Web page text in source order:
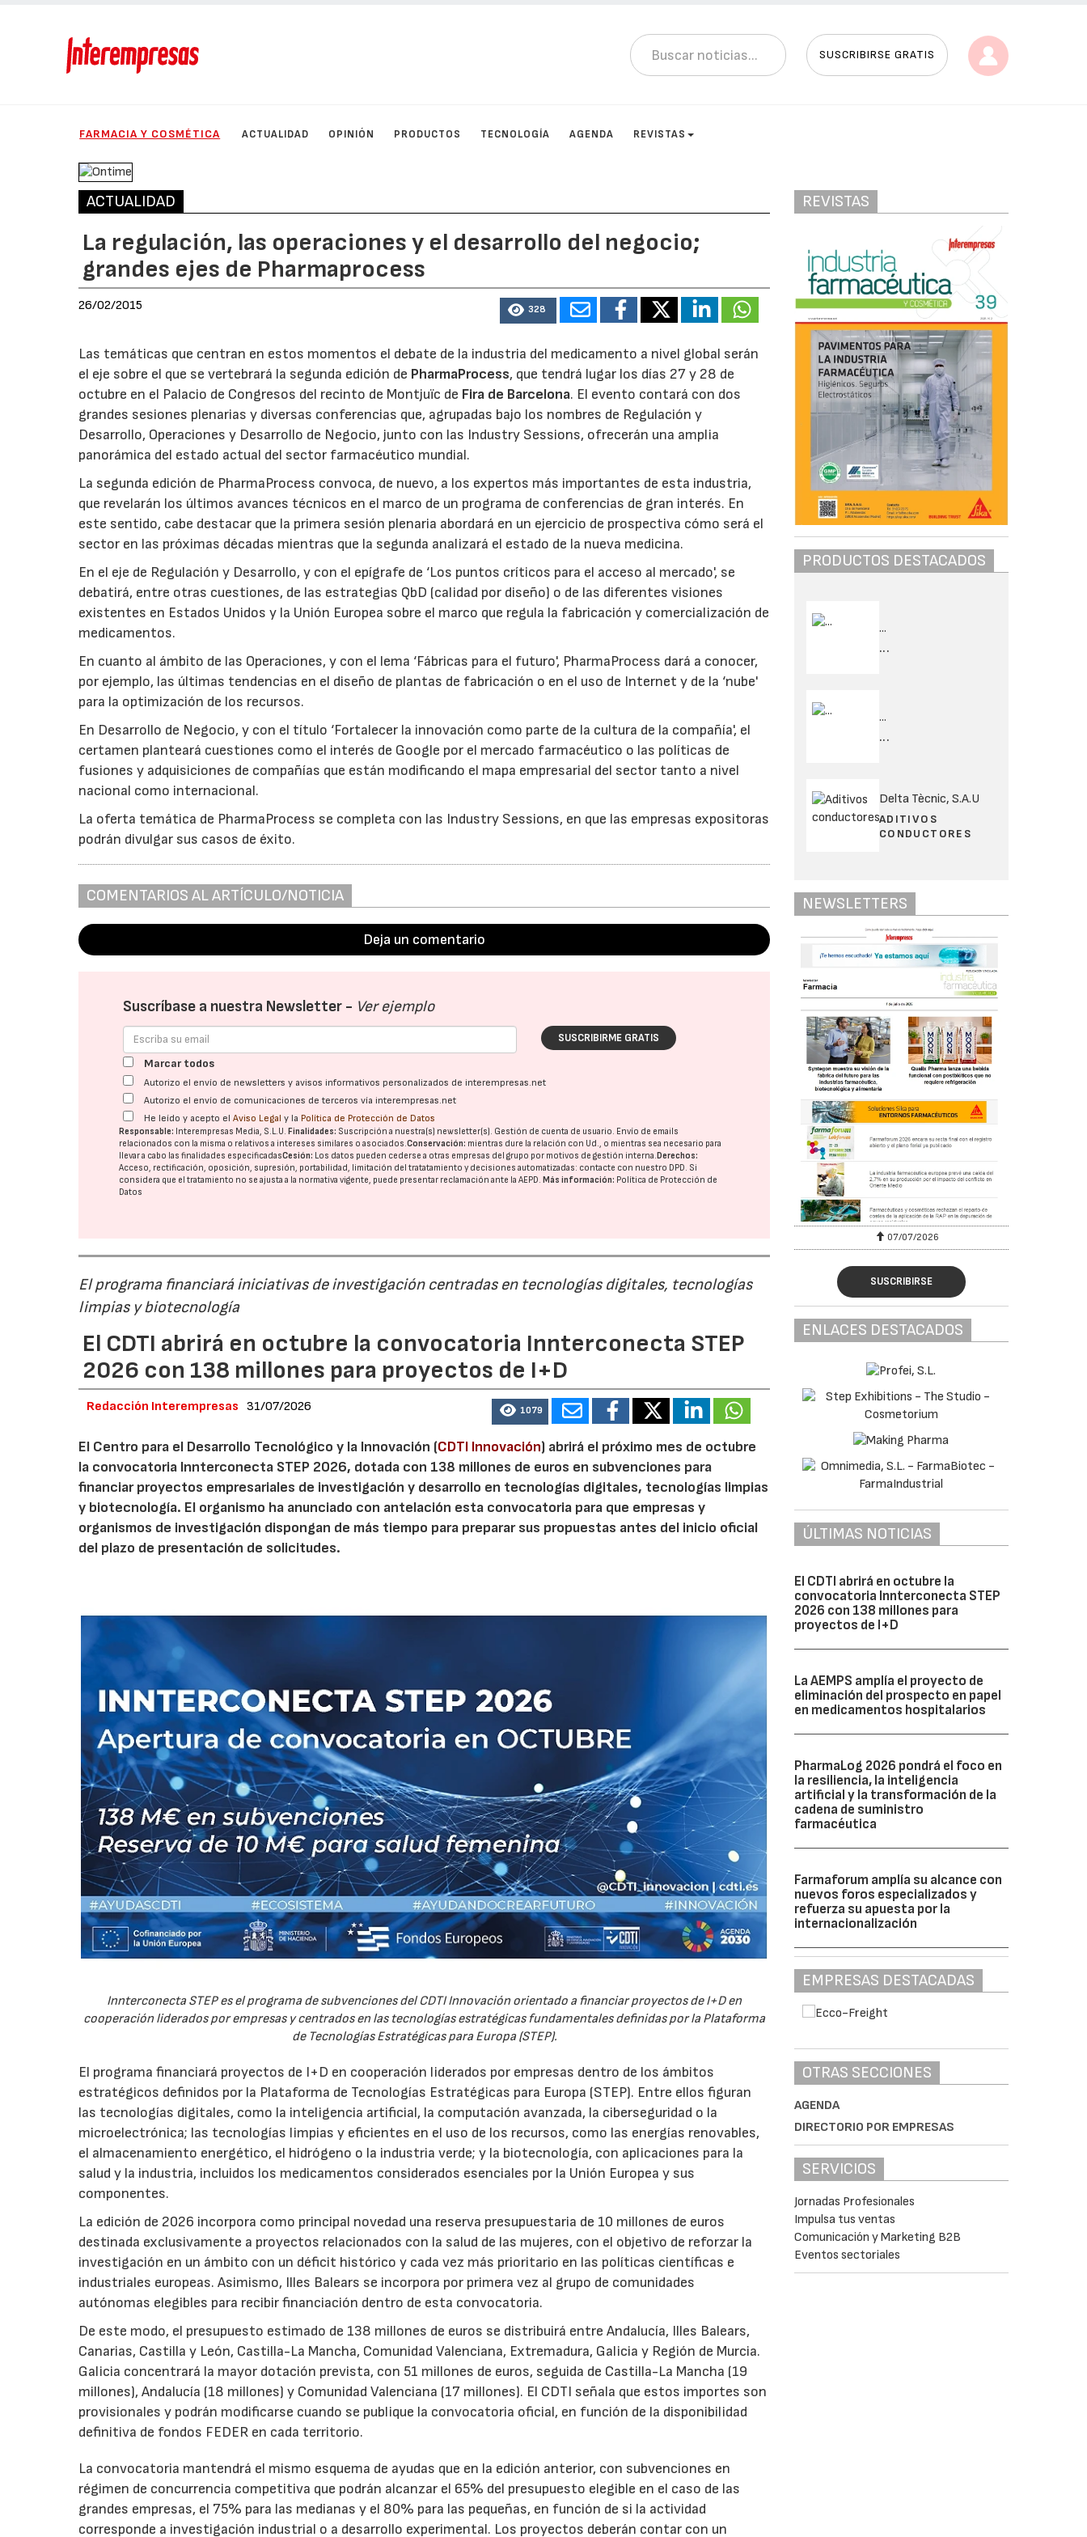
SUSCRIBIRSE GRATIS
FARMACIA Y COSMÉTICA ACTUALIDAD OPINIÓN PRODUCTOS TECNOLOGÍA AGENDA REVISTAS
ACTUALIDAD
La regulación, las operaciones y el desarrollo del negocio;
grandes ejes de Pharmaprocess
26/02/2015 328
Las temáticas que centran en estos momentos el debate de la industria del medicamento a nivel global serán
el eje sobre el que se vertebrará la segunda edición de PharmaProcess, que tendrá lugar los días 27 y 28 de
octubre en el Palacio de Congresos del recinto de Montjuïc de Fira de Barcelona. El evento contará con dos
grandes sesiones plenarias y diversas conferencias que, agrupadas bajo los nombres de Regulación y
Desarrollo, Operaciones y Desarrollo de Negocio, junto con las Industry Sessions, ofrecerán una amplia
panorámica del estado actual del sector farmacéutico mundial.
La segunda edición de PharmaProcess convoca, de nuevo, a los expertos más importantes de esta industria,
que revelarán los últimos avances técnicos en el marco de un programa de conferencias de gran interés. En
este sentido, cabe destacar que la primera sesión plenaria abordará en un ejercicio de prospectiva cómo será el
sector en las próximas décadas mientras que la segunda analizará el estado de la nueva medicina.
En el eje de Regulación y Desarrollo, y con el epígrafe de ‘Los puntos críticos para el acceso al mercado', se
debatirá, entre otras cuestiones, de las estrategias QbD (calidad por diseño) o de las diferentes visiones
existentes en Estados Unidos y la Unión Europea sobre el marco que regula la fabricación y comercialización de
medicamentos.
En cuanto al ámbito de las Operaciones, y con el lema ‘Fábricas para el futuro', PharmaProcess dará a conocer,
por ejemplo, las últimas tendencias en el diseño de plantas de fabricación o en el uso de Internet y de la ‘nube'
para la optimización de los recursos.
En Desarrollo de Negocio, y con el título ‘Fortalecer la innovación como parte de la cultura de la compañía', el
certamen planteará cuestiones como el interés de Google por el mercado farmacéutico o las políticas de
fusiones y adquisiciones de compañías que están modificando el mapa empresarial del sector tanto a nivel
nacional como internacional.
La oferta temática de PharmaProcess se completa con las Industry Sessions, en que las empresas expositoras
podrán divulgar sus casos de éxito.
COMENTARIOS AL ARTÍCULO/NOTICIA
Deja un comentario
Suscríbase a nuestra Newsletter - Ver ejemplo
SUSCRIBIRME GRATIS
Marcar todos
Autorizo el envío de newsletters y avisos informativos personalizados de interempresas.net
Autorizo el envío de comunicaciones de terceros vía interempresas.net
He leído y acepto elAviso Legal y la Política de Protección de Datos
Responsable: Interempresas Media, S.L.U.Finalidades: Suscripción a nuestra(s) newsletter(s). Gestión de cuenta de usuario. Envío de emails
relacionados con la misma o relativos a intereses similares o asociados.Conservación: mientras dure la relación con Ud., o mientras sea necesario para
llevar a cabo las finalidades especificadasCesión: Los datos pueden cederse a otras empresas del grupo por motivos de gestión interna.Derechos:
Acceso, rectificación, oposición, supresión, portabilidad, limitación del tratatamiento y decisiones automatizadas: contacte con nuestro DPD. Si
considera que el tratamiento no se ajusta a la normativa vigente, puede presentar reclamación ante laAEPD.Más información: Política de Protección de
Datos
El programa financiará iniciativas de investigación centradas en tecnologías digitales, tecnologías
limpias y biotecnología
El CDTI abrirá en octubre la convocatoria Innterconecta STEP
2026 con 138 millones para proyectos de I+D
Redacción Interempresas 31/07/2026 1079
El Centro para el Desarrollo Tecnológico y la Innovación (CDTI Innovación) abrirá el próximo mes de octubre
la convocatoria Innterconecta STEP 2026, dotada con 138 millones de euros en subvenciones para
financiar proyectos empresariales de investigación y desarrollo en tecnologías digitales, tecnologías limpias
y biotecnología. El organismo ha anunciado con antelación esta convocatoria para que empresas y
organismos de investigación dispongan de más tiempo para preparar sus propuestas antes del inicio oficial
del plazo de presentación de solicitudes.
Innterconecta STEP es el programa de subvenciones del CDTI Innovación orientado a financiar proyectos de I+D en
cooperación liderados por empresas y centrados en las tecnologías estratégicas fundamentales definidas por la Plataforma
de Tecnologías Estratégicas para Europa (STEP).
El programa financiará proyectos de I+D en cooperación liderados por empresas dentro de los ámbitos
estratégicos definidos por la Plataforma de Tecnologías Estratégicas para Europa (STEP). Entre ellos figuran
las tecnologías digitales, como la inteligencia artificial, la computación avanzada, la ciberseguridad o la
microelectrónica; las tecnologías limpias y eficientes en el uso de los recursos, como las energías renovables,
el almacenamiento energético, el hidrógeno o la industria verde; y la biotecnología, con aplicaciones para la
salud y la industria, incluidos los medicamentos considerados esenciales por la Unión Europea y sus
componentes.
La edición de 2026 incorpora como principal novedad una reserva presupuestaria de 10 millones de euros
destinada exclusivamente a proyectos relacionados con la salud de las mujeres, con el objetivo de reforzar la
investigación en un ámbito con un déficit histórico y cada vez más prioritario en las políticas científicas e
industriales europeas. Asimismo, Illes Balears se incorpora por primera vez al grupo de comunidades
autónomas elegibles para recibir financiación dentro de esta convocatoria.
De este modo, el presupuesto estimado de 138 millones de euros se distribuirá entre Andalucía, Illes Balears,
Canarias, Castilla y León, Castilla-La Mancha, Comunidad Valenciana, Extremadura, Galicia y Región de Murcia.
Galicia concentrará la mayor dotación prevista, con 51 millones de euros, seguida de Castilla-La Mancha (19
millones), Andalucía (18 millones) y Comunidad Valenciana (17 millones). El CDTI señala que estos importes son
provisionales y podrán modificarse cuando se publique la convocatoria oficial, en función de la disponibilidad
definitiva de fondos FEDER en cada territorio.
La convocatoria mantendrá el mismo esquema de ayudas que en la edición anterior, con subvenciones en
régimen de concurrencia competitiva que podrán alcanzar el 65% del presupuesto elegible en el caso de las
grandes empresas, el 75% para las medianas y el 80% para las pequeñas, en función de si la actividad
corresponde a investigación industrial o a desarrollo experimental. Los proyectos deberán contar con un
REVISTAS
PRODUCTOS DESTACADOS
...
...
...
...
Delta Tècnic, S.A.U
ADITIVOS
CONDUCTORES
NEWSLETTERS
07/07/2026
SUSCRIBIRSE
ENLACES DESTACADOS
ÚLTIMAS NOTICIAS
El CDTI abrirá en octubre la
convocatoria Innterconecta STEP
2026 con 138 millones para
proyectos de I+D
La AEMPS amplía el proyecto de
eliminación del prospecto en papel
en medicamentos hospitalarios
PharmaLog 2026 pondrá el foco en
la resiliencia, la inteligencia
artificial y la transformación de la
cadena de suministro
farmacéutica
Farmaforum amplía su alcance con
nuevos foros especializados y
refuerza su apuesta por la
internacionalización
EMPRESAS DESTACADAS
OTRAS SECCIONES
AGENDA
DIRECTORIO POR EMPRESAS
SERVICIOS
Jornadas Profesionales
Impulsa tus ventas
Comunicación y Marketing B2B
Eventos sectoriales